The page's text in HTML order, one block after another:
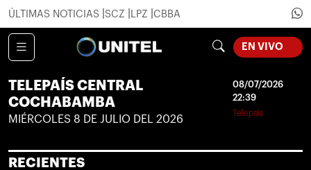
ÚLTIMAS NOTICIAS SCZ LPZ CBBA
EN VIVO
TELEPAÍS CENTRAL
COCHABAMBA
MIÉRCOLES 8 DE JULIO DEL 2026
08/07/2026
22:39
Telepaís
RECIENTES